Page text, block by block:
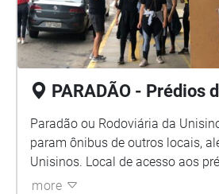
PARADÃO - Prédios
Paradão ou Rodoviária da
param ônibus de outros locais,
Unisinos. Local de acesso aos
more